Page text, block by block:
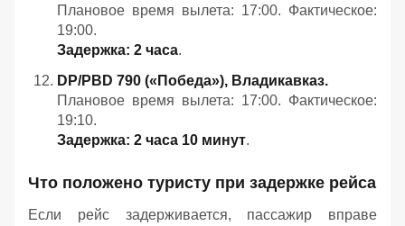
Плановое время вылета: 17:00. Фактическое:
19:00.
Задержка: 2 часа.
DP/PBD 790 («Победа»), Владикавказ.
Плановое время вылета: 17:00. Фактическое:
19:10.
Задержка: 2 часа 10 минут.
Что положено туристу при задержке рейса
Если рейс задерживается, пассажир вправе